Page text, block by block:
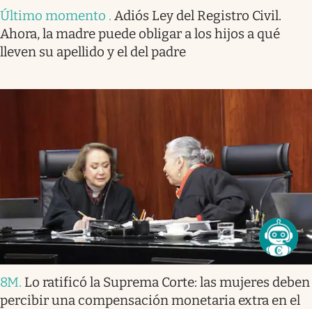
Último momento . Adiós Ley del Registro Civil.
Ahora, la madre puede obligar a los hijos a qué
lleven su apellido y el del padre
8M. Lo ratificó la Suprema Corte: las mujeres deben
percibir una compensación monetaria extra en el